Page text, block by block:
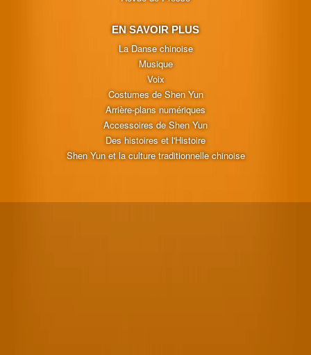
EN SAVOIR PLUS
La Danse chinoise
Musique
Voix
Costumes de Shen Yun
Arrière-plans numériques
Accessoires de Shen Yun
Des histoires et l'Histoire
Shen Yun et la culture traditionnelle chinoise